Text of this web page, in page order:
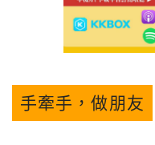
手牽手，做朋友